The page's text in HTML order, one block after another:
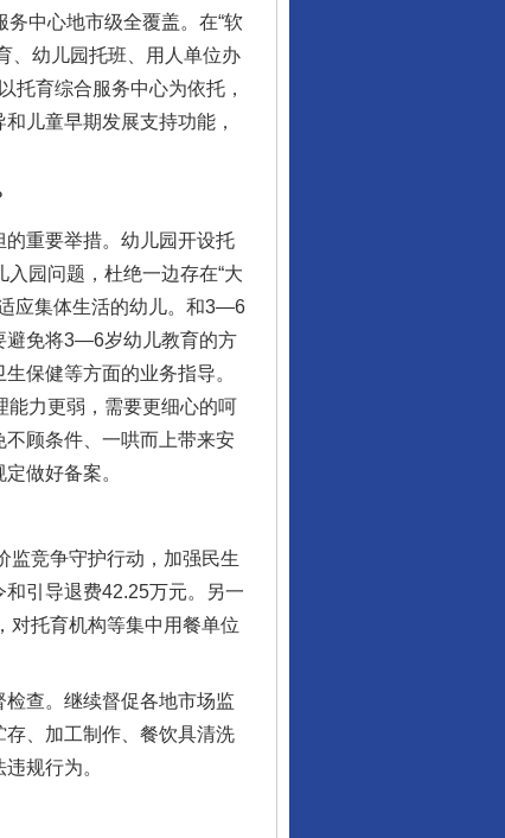
中心地市级全覆盖。在“软
、幼儿园托班、用人单位办
托育综合服务中心为依托，
儿童早期发展支持功能，
重要举措。幼儿园开设托
园问题，杜绝一边存在“大
应集体生活的幼儿。和3—6
避免将3—6岁幼儿教育的方
保健等方面的业务指导。
力更弱，需要更细心的呵
顾条件、一哄而上带来安
做好备案。
竞争守护行动，加强民生
引导退费42.25万元。另一
对托育机构等集中用餐单位
查。继续督促各地市场监
、加工制作、餐饮具清洗
规行为。